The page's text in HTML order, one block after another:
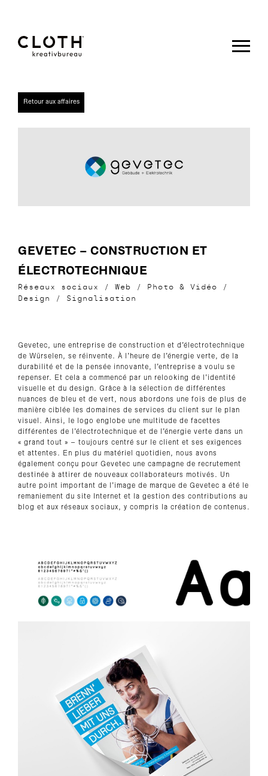
kreativbureau
- Wir sind
eine junge,
Werbeagentur
Retour aux affaires
GEVETEC – CONSTRUCTION ET
ÉLECTROTECHNIQUE
Réseaux sociaux / Web / Photo & Vidéo
/
Design
/ Signalisation
Gevetec, une entreprise de construction et d’électrotechnique
de Würselen, se réinvente. À l’heure de l’énergie verte, de la
durabilité et de la pensée innovante, l’entreprise a voulu se
repenser. Et cela a commencé par un relooking de l’identité
visuelle et du design. Grâce à la sélection de différentes
nuances de bleu et de vert, nous abordons une fois de plus de
manière ciblée les domaines de services du client sur le plan
visuel. Ainsi, le logo englobe une multitude de facettes
différentes de l’électrotechnique et de l’énergie verte dans un
« grand tout » – toujours centré sur le client et ses exigences
et attentes. En plus du matériel quotidien, nous avons
également conçu pour Gevetec une campagne de recrutement
destinée à attirer de nouveaux collaborateurs motivés. Un
autre point important de l’image de marque de Gevetec a été le
remaniement du site Internet et la gestion des contributions au
blog et aux réseaux sociaux, y compris la création de contenus.